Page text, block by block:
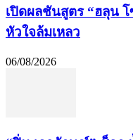
เปิดผลชันสูตร “ฮลุน
หัวใจล้มเหลว
06/08/2026